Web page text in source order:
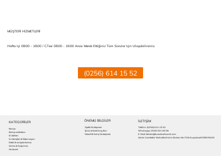
Hafta Içi 08:00 - 18:00 / C.tesi 08:00 - 16:00 Arası Merak Ettiğiniz Tüm Sorular Için Ulaşabilirsiniz.
MÜŞTERİ HİZMETLERİ
(0256) 614 15 52
KATEGORİLER
Banyo
Bahçe ve Balkon
El Aletleri
Ev Gereçleri & Dekorasyon
Elektrik ve Aydınlatma
Isıtma & Soğutma
Hırdavat
ÖNEMLİ BİLGİLER
Üyelik Sözleşmesi
İptal ve İade Koşulları
Mesafeli Satış Sözleşmesi
İLETIŞİM
Telefon: (0256) 614 15 52
Whatsapp: 0538 301 96 58
E-Mail: iletisim@kusadasiticaret.com
Adres: Camikebir Mahallesi İnönü Bulvarı No:70/A Kuşadası/AYDIN 09400